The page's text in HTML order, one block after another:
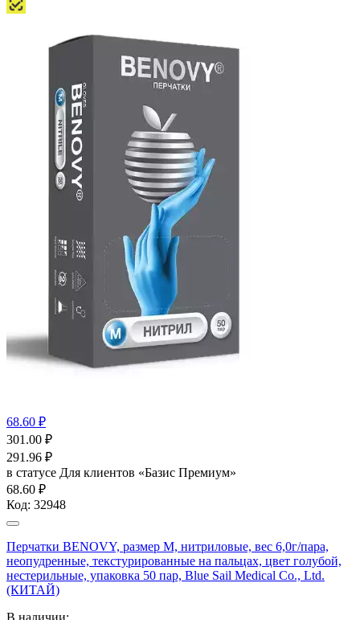
68.60 ₽
301.00 ₽
291.96 ₽
в статусе Для клиентов «Базис Премиум»
68.60 ₽
Код: 32948
Перчатки BENOVY, размер M, нитриловые, вес 6,0г/пара,
неопудренные, текстурированные на пальцах, цвет голубой,
нестерильные, упаковка 50 пар, Blue Sail Medical Co., Ltd.
(КИТАЙ)
В наличии: